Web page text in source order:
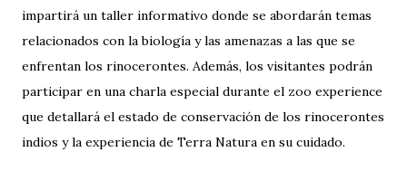
impartirá un taller informativo donde se abordarán temas
relacionados con la biología y las amenazas a las que se
enfrentan los rinocerontes. Además, los visitantes podrán
participar en una charla especial durante el zoo experience
que detallará el estado de conservación de los rinocerontes
indios y la experiencia de Terra Natura en su cuidado.